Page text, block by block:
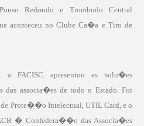
Redondo e Trombudo Central
aconteceu no Clube Ca�a e Tiro de
a FACISC apresentou as solu�es
das associa�es de todo o Estado. Foi
de Prote��o Intelectual, UTIL Card, e o
� Confedera��o das Associa�es